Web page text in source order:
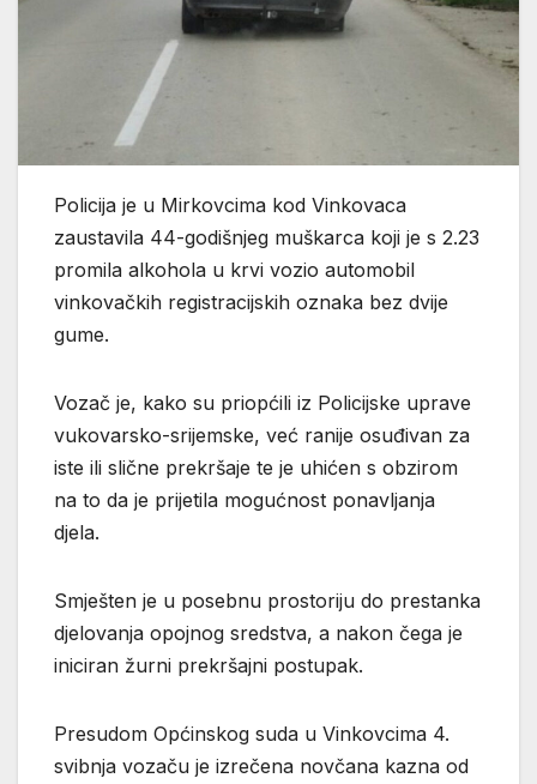
Policija je u Mirkovcima kod Vinkovaca
zaustavila 44-godišnjeg muškarca koji je s 2.23
promila alkohola u krvi vozio automobil
vinkovačkih registracijskih oznaka bez dvije
gume.
Vozač je, kako su priopćili iz Policijske uprave
vukovarsko-srijemske, već ranije osuđivan za
iste ili slične prekršaje te je uhićen s obzirom
na to da je prijetila mogućnost ponavljanja
djela.
Smješten je u posebnu prostoriju do prestanka
djelovanja opojnog sredstva, a nakon čega je
iniciran žurni prekršajni postupak.
Presudom Općinskog suda u Vinkovcima 4.
svibnja vozaču je izrečena novčana kazna od